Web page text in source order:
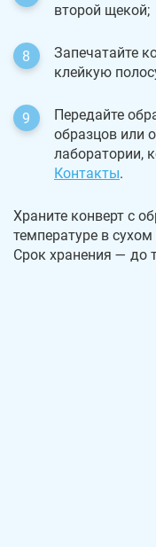
второй щекой;
Запечатайте
клейкую
Передайте
образцов или
лаборатории,
Контакты.
Храните конверт с
температуре в сухом
Срок хранения — до